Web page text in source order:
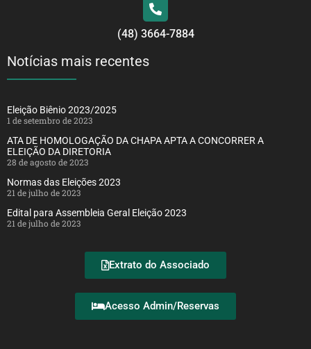
(48) 3664-7884
Notícias mais recentes
Eleição Biênio 2023/2025
1 de setembro de 2023
ATA DE HOMOLOGAÇÃO DA CHAPA APTA A CONCORRER A
ELEIÇÃO DA DIRETORIA
28 de agosto de 2023
Normas das Eleições 2023
21 de julho de 2023
Edital para Assembleia Geral Eleição 2023
21 de julho de 2023
Extrato do Associado
Acesso Admin/Reservas